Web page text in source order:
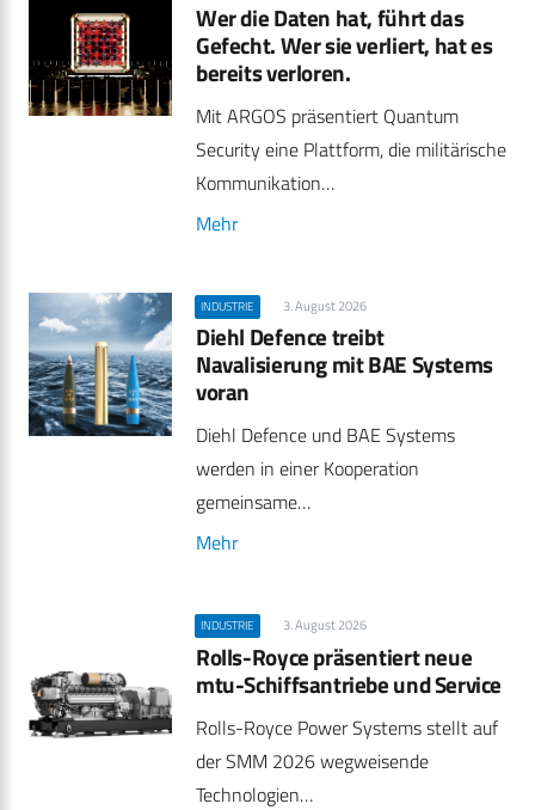
Wer die Daten hat, führt das
Gefecht. Wer sie verliert, hat es
bereits verloren.
Mit ARGOS präsentiert Quantum
Security eine Plattform, die militärische
Kommunikation…
Mehr
INDUSTRIE 3. August 2026
Diehl Defence treibt
Navalisierung mit BAE Systems
voran
Diehl Defence und BAE Systems
werden in einer Kooperation
gemeinsame…
Mehr
INDUSTRIE 3. August 2026
Rolls-Royce präsentiert neue
mtu-Schiffsantriebe und Service
Rolls-Royce Power Systems stellt auf
der SMM 2026 wegweisende
Technologien…